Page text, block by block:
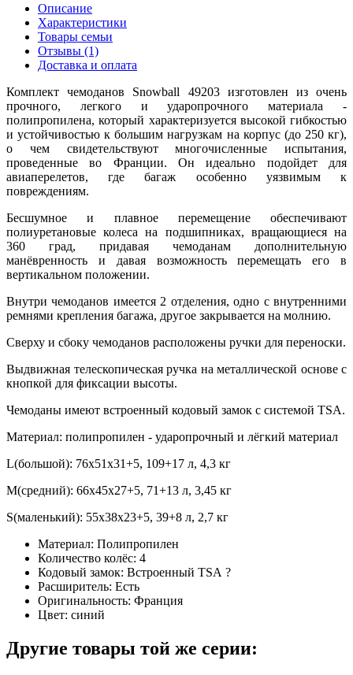
Описание
Характеристики
Товары семьи
Отзывы (1)
Доставка и оплата
Комплект чемоданов Snowball 49203 изготовлен из очень
прочного, легкого и ударопрочного материала -
полипропилена, который характеризуется высокой гибкостью
и устойчивостью к большим нагрузкам на корпус (до 250 кг),
о чем свидетельствуют многочисленные испытания,
проведенные во Франции. Он идеально подойдет для
авиаперелетов, где багаж особенно уязвимым к
повреждениям.
Бесшумное и плавное перемещение обеспечивают
полиуретановые колеса на подшипниках, вращающиеся на
360 град, придавая чемоданам дополнительную
манёвренность и давая возможность перемещать его в
вертикальном положении.
Внутри чемоданов имеется 2 отделения, одно с внутренними
ремнями крепления багажа, другое закрывается на молнию.
Сверху и сбоку чемоданов расположены ручки для переноски.
Выдвижная телескопическая ручка на металлической основе с
кнопкой для фиксации высоты.
Чемоданы имеют встроенный кодовый замок с системой TSA.
Материал: полипропилен - ударопрочный и лёгкий материал
L(большой): 76х51х31+5, 109+17 л, 4,3 кг
M(средний): 66х45х27+5, 71+13 л, 3,45 кг
S(маленький): 55х38х23+5, 39+8 л, 2,7 кг
Материал: Полипропилен
Количество колёс: 4
Кодовый замок: Встроенный TSA ?
Расширитель: Есть
Оригинальность: Франция
Цвет: синий
Другие товары той же серии: